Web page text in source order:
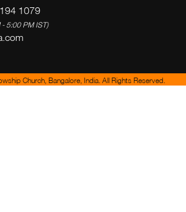
1079
- 5:00 PM IST)
Church, Bangalore, India. All Rights Reserved.